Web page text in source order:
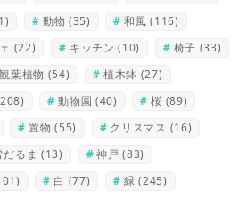
動物 (35) 和風 (116)
(22) キッチン (10) 椅子 (33)
観葉植物 (54) 植木鉢 (27)
動物園 (40) 桜 (89)
置物 (55) クリスマス (16)
だるま (13) 神戸 (83)
白 (77) 緑 (245)